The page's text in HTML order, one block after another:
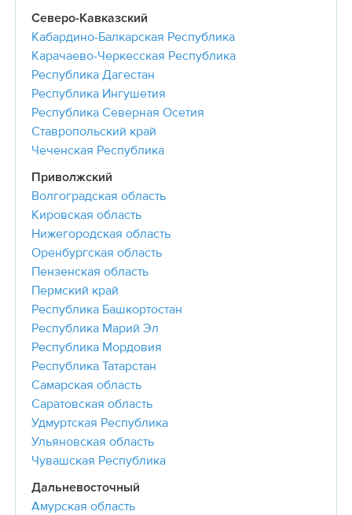
Северо-Кавказский
Кабардино-Балкарская Республика
Карачаево-Черкесская Республика
Республика Дагестан
Республика Ингушетия
Республика Северная Осетия
Ставропольский край
Чеченская Республика
Приволжский
Волгоградская область
Кировская область
Нижегородская область
Оренбургская область
Пензенская область
Пермский край
Республика Башкортостан
Республика Марий Эл
Республика Мордовия
Республика Татарстан
Самарская область
Саратовская область
Удмуртская Республика
Ульяновская область
Чувашская Республика
Дальневосточный
Амурская область